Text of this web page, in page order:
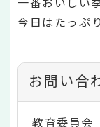
今日はたっぷ
お問い合
教育委員